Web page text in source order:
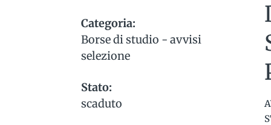
Categoria:
Borse di studio - avvisi
selezione
Stato:
scaduto